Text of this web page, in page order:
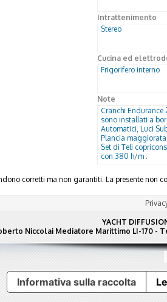
Intrattenimento
Stereo
Cucina ed
Frigorifero interno
Note
Cranchi Endurance
sono installati a
Automatici, Luci
Plancia
Set di Teli
con 380 h/m .
corretti ma non garantiti. La presente non
YACHT
Niccolai Mediatore Marittimo LI-170 - Tel
Informativa sulla raccolta